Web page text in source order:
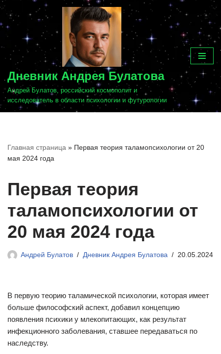
Перейти
к
содержимому
Дневник Андрея Булатова
Андрей Булатов, российский космополит и
исследователь в области психологии и футурологии
Главная страница » Первая теория таламопсихологии от 20
мая 2024 года
Первая теория
таламопсихологии от
20 мая 2024 года
Андрей Булатов Дневник Андрея Булатова 20.05.2024
В первую теорию таламической психологии, которая имеет
больше философский аспект, добавил концепцию
появления психики у млекопитающих, как результат
инфекционного заболевания, ставшее передаваться по
наследству.